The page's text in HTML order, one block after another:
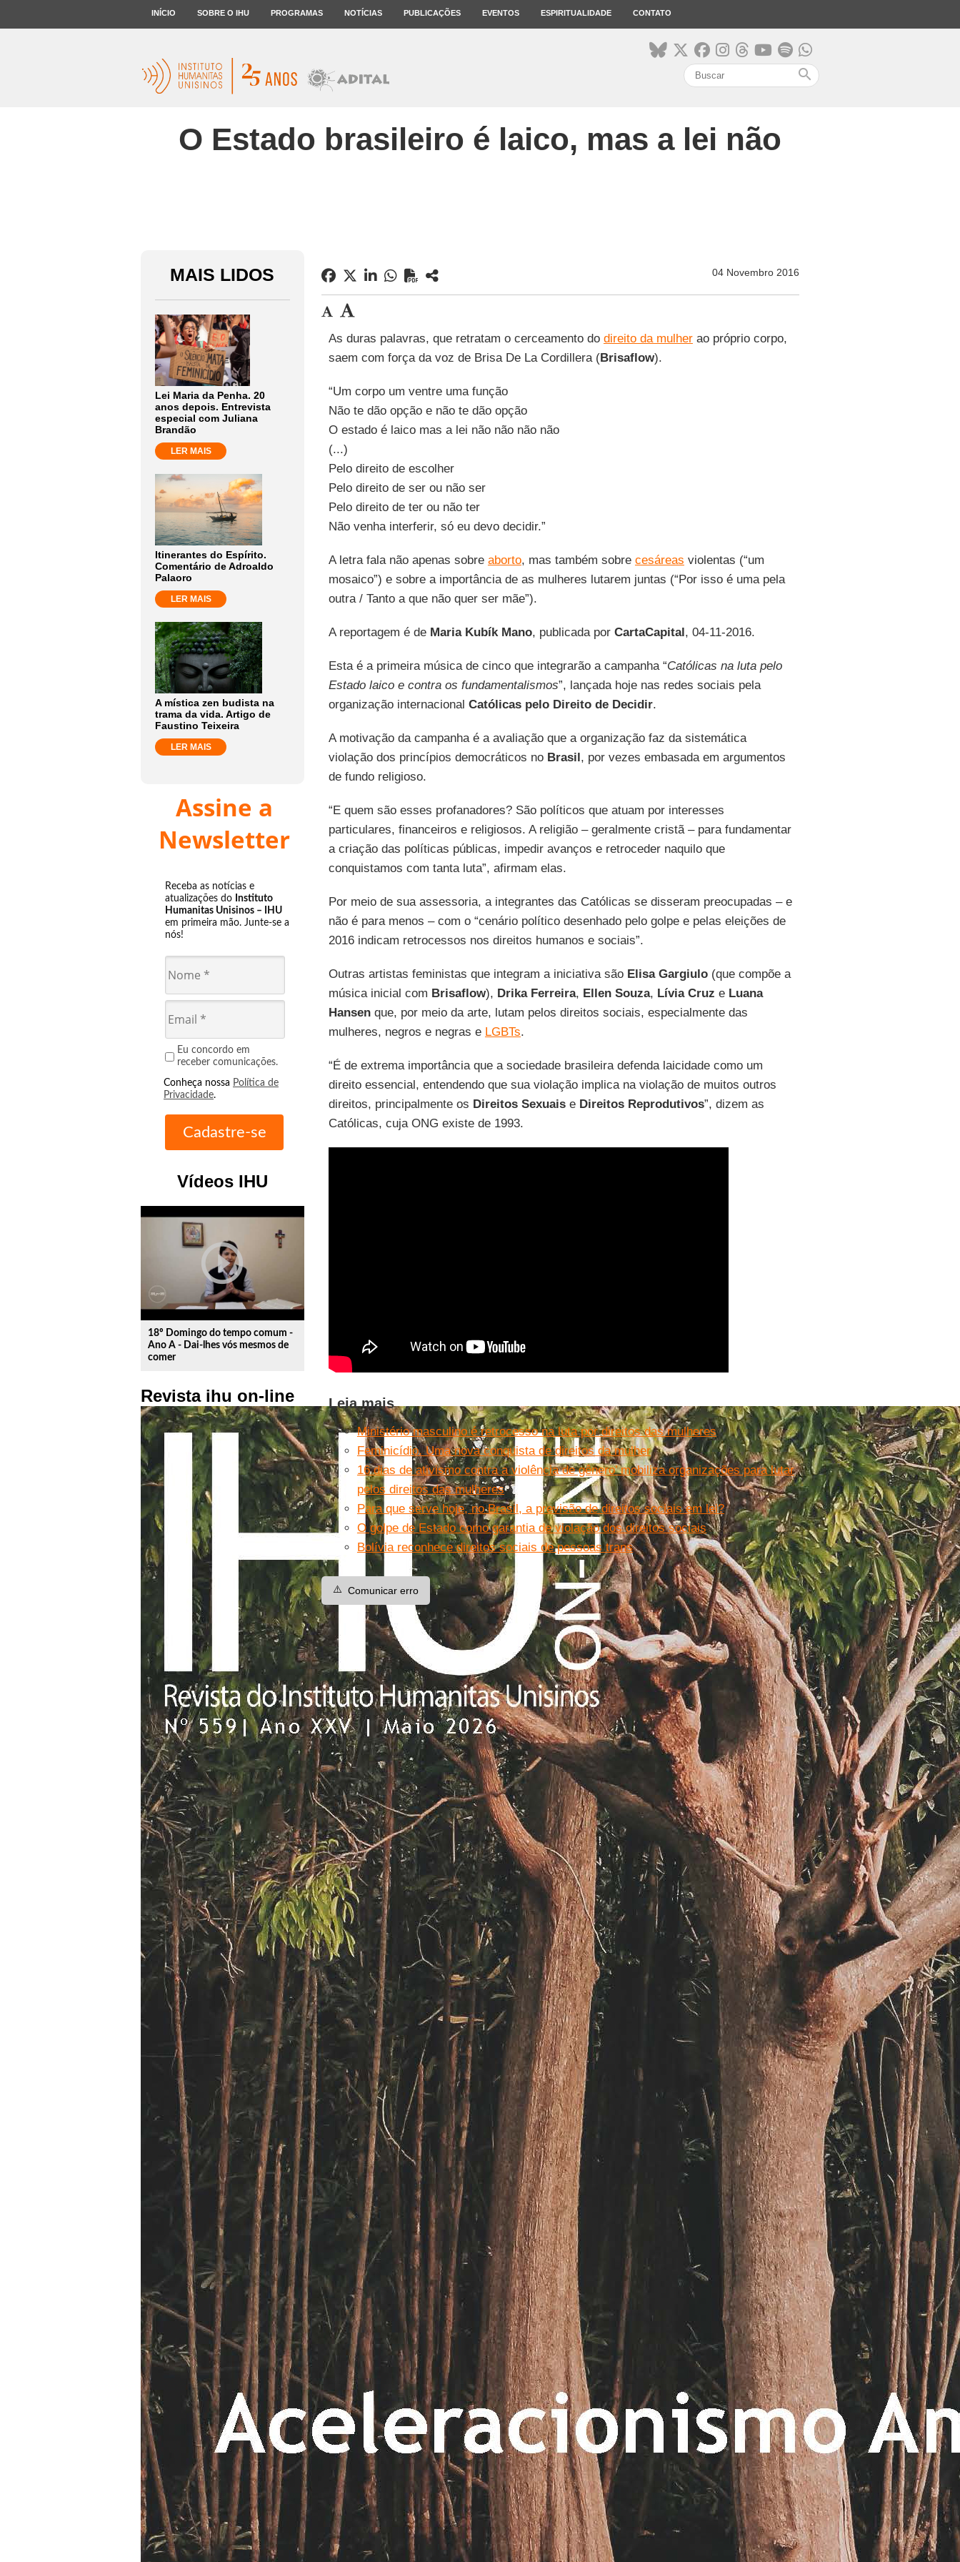
INÍCIO SOBRE O IHU PROGRAMAS NOTÍCIAS PUBLICAÇÕES EVENTOS ESPIRITUALIDADE CONTATO
search
O Estado brasileiro é laico, mas a lei não
MAIS LIDOS
Lei Maria da Penha. 20
anos depois. Entrevista
especial com Juliana
Brandão
LER MAIS
Itinerantes do Espírito.
Comentário de Adroaldo
Palaoro
LER MAIS
A mística zen budista na
trama da vida. Artigo de
Faustino Teixeira
LER MAIS
Assine a
Newsletter
Receba as notícias e
atualizações do Instituto
Humanitas Unisinos – IHU
em primeira mão. Junte-se a
nós!
Eu concordo em
receber comunicações.
Conheça nossa Política de
Privacidade.
Vídeos IHU
play_circle_outline
18º Domingo do tempo comum -
Ano A - Dai-lhes vós mesmos de
comer
Revista ihu on-line
04 Novembro 2016
As duras palavras, que retratam o cerceamento do direito da mulherao próprio corpo,
saem com força da voz de Brisa De La Cordillera (Brisaflow).
“Um corpo um ventre uma função
Não te dão opção e não te dão opção
O estado é laico mas a lei não não não não
(...)
Pelo direito de escolher
Pelo direito de ser ou não ser
Pelo direito de ter ou não ter
Não venha interferir, só eu devo decidir.”
A letra fala não apenas sobre aborto, mas também sobre cesáreas violentas (“um
mosaico”) e sobre a importância de as mulheres lutarem juntas (“Por isso é uma pela
outra / Tanto a que não quer ser mãe”).
A reportagem é de Maria Kubík Mano, publicada por CartaCapital, 04-11-2016.
Esta é a primeira música de cinco que integrarão a campanha “Católicas na luta pelo
Estado laico e contra os fundamentalismos”, lançada hoje nas redes sociais pela
organização internacional Católicas pelo Direito de Decidir.
A motivação da campanha é a avaliação que a organização faz da sistemática
violação dos princípios democráticos no Brasil, por vezes embasada em argumentos
de fundo religioso.
“E quem são esses profanadores? São políticos que atuam por interesses
particulares, financeiros e religiosos. A religião – geralmente cristã – para fundamentar
a criação das políticas públicas, impedir avanços e retroceder naquilo que
conquistamos com tanta luta”, afirmam elas.
Por meio de sua assessoria, a integrantes das Católicas se disseram preocupadas – e
não é para menos – com o “cenário político desenhado pelo golpe e pelas eleições de
2016 indicam retrocessos nos direitos humanos e sociais”.
Outras artistas feministas que integram a iniciativa são Elisa Gargiulo(que compõe a
música inicial com Brisaflow), Drika Ferreira, Ellen Souza, Lívia Cruz e Luana
Hansenque, por meio da arte, lutam pelos direitos sociais, especialmente das
mulheres, negros e negras e LGBTs.
“É de extrema importância que a sociedade brasileira defenda laicidade como um
direito essencial, entendendo que sua violação implica na violação de muitos outros
direitos, principalmente os Direitos Sexuaise Direitos Reprodutivos”, dizem as
Católicas, cuja ONG existe de 1993.
Leia mais
Ministério masculino é retrocesso na luta por direitos das mulheres
Feminicídio. Uma nova conquista de direitos da mulher
16 dias de ativismo contra a violência de gênero’ mobiliza organizações para lutar
pelos direitos das mulheres
Para que serve hoje, no Brasil, a previsão de direitos sociais em lei?
O golpe de Estado como garantia de violação dos direitos sociais
Bolívia reconhece direitos sociais de pessoas trans
⚠️ Comunicar erro